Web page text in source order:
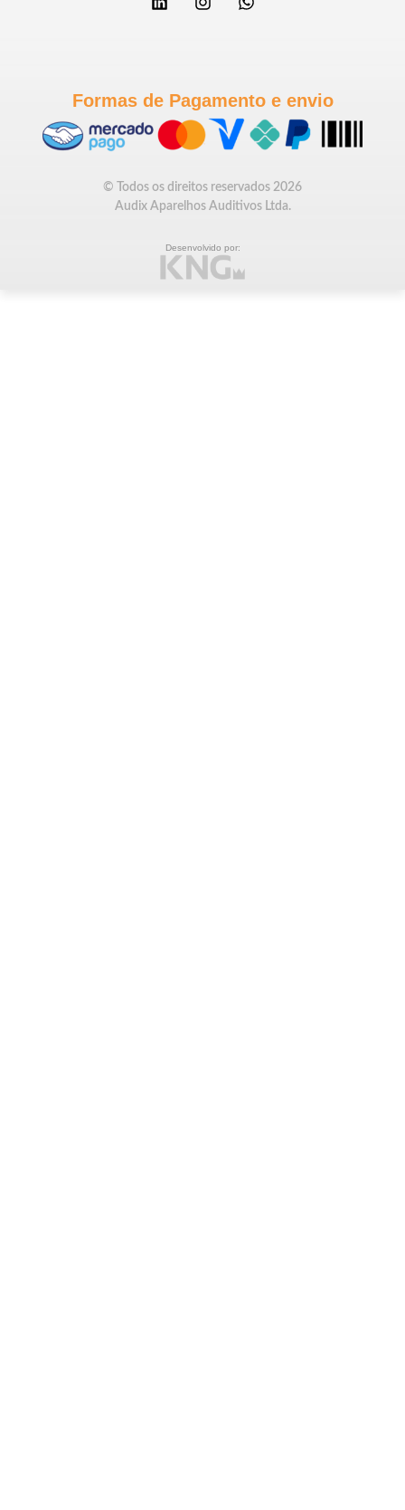
Formas de Pagamento e envio
© Todos os direitos reservados 2026
Audix Aparelhos Auditivos Ltda.
Desenvolvido por: